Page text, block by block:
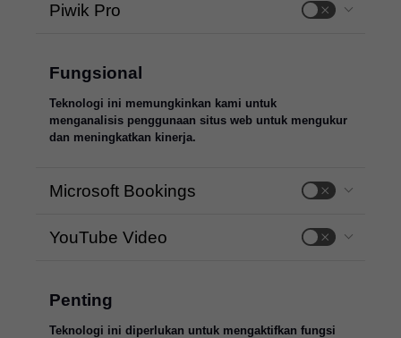
Piwik Pro
Fungsional
Teknologi ini memungkinkan kami untuk
menganalisis penggunaan situs web untuk mengukur
dan meningkatkan kinerja.
Microsoft Bookings
YouTube Video
Penting
Teknologi ini diperlukan untuk mengaktifkan fungsi